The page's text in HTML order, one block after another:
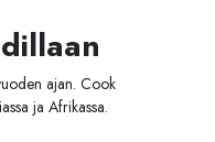
ajan. Cook
ja Afrikassa.